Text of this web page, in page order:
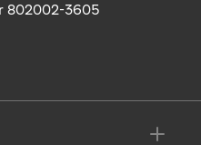
802002-3605